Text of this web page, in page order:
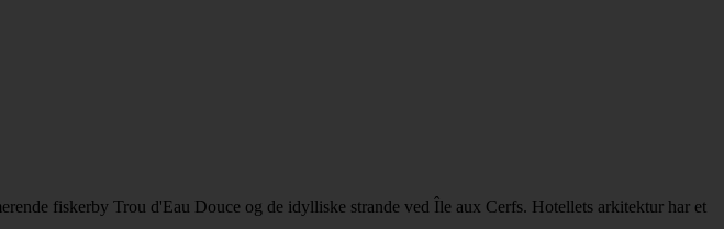
fiskerby Trou d'Eau Douce og de idylliske strande ved Île aux Cerfs. Hotellets arkitektur har et